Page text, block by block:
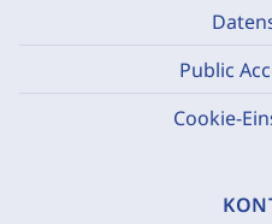
Public
Cookie-